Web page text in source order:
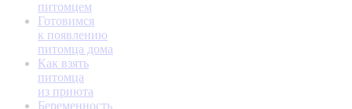
питомцем
Готовимся
к появлению
питомца дома
Как взять
питомца
из приюта
Беременность